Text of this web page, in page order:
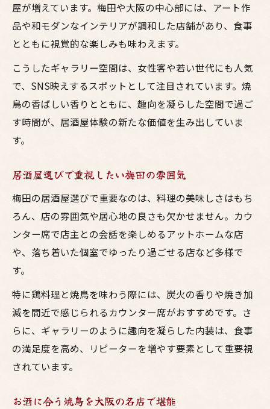
屋が増えています。梅田や大阪の中心部には、アート作
品や和モダンなインテリアが調和した店舗があり、食事
とともに視覚的な楽しみも味わえます。
こうしたギャラリー空間は、女性客や若い世代にも人気
で、SNS映えするスポットとして注目されています。焼
鳥の香ばしい香りとともに、趣向を凝らした空間で過ご
す時間が、居酒屋体験の新たな価値を生み出していま
す。
居酒屋選びで重視したい梅田の雰囲気
梅田の居酒屋選びで重要なのは、料理の美味しさはもち
ろん、店の雰囲気や居心地の良さも欠かせません。カウ
ンター席で店主との会話を楽しめるアットホームな店
や、落ち着いた個室でゆったり過ごせる店など多様で
す。
特に鶏料理と焼鳥を味わう際には、炭火の香りや焼き加
減を間近で感じられるカウンター席がおすすめです。さ
らに、ギャラリーのように趣向を凝らした内装は、食事
の満足度を高め、リピーターを増やす要素として重要視
されています。
お酒に合う焼鳥を大阪の名店で堪能